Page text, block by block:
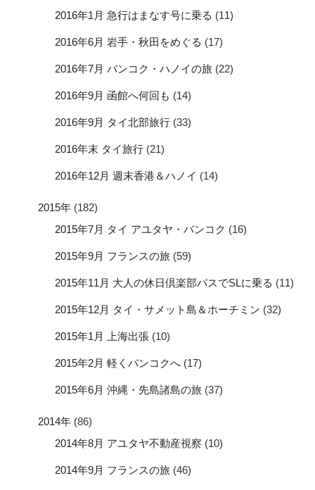
2016年1月 急行はまなす号に乗る (11)
2016年6月 岩手・秋田をめぐる (17)
2016年7月 バンコク・ハノイの旅 (22)
2016年9月 函館へ何回も (14)
2016年9月 タイ北部旅行 (33)
2016年末 タイ旅行 (21)
2016年12月 週末香港＆ハノイ (14)
2015年 (182)
2015年7月 タイ アユタヤ・バンコク (16)
2015年9月 フランスの旅 (59)
2015年11月 大人の休日倶楽部パスでSLに乗る (11)
2015年12月 タイ・サメット島＆ホーチミン (32)
2015年1月 上海出張 (10)
2015年2月 軽くバンコクへ (17)
2015年6月 沖縄・先島諸島の旅 (37)
2014年 (86)
2014年8月 アユタヤ不動産視察 (10)
2014年9月 フランスの旅 (46)